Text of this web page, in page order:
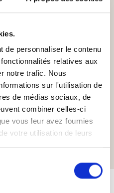
de personnaliser le contenu
relatives aux
notre trafic. Nous
sur l'utilisation de
de médias sociaux, de
combiner celles-ci
vous leur avez fournies
votre utilisation de leurs
Ethernet